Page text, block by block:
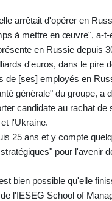
arrêtait d'opérer en
à mettre en œuvre", a-t-
en Russie depuis
d'euros, dans le pire
de [ses] employés en
générale" du groupe, a
candidate au rachat
l'Ukraine.
25 ans et y compte
pour l'avenir
bien possible qu'elle
l'IESEG School of